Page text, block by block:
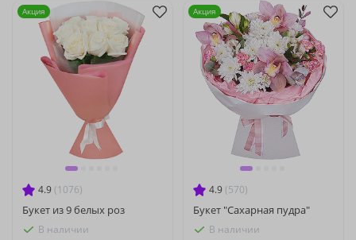
4.9 (1076)
Букет из 9 белых роз
В наличии
Акция
4.9 (570)
Букет "Сахарная пудра"
В наличии
Акция